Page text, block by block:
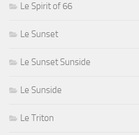
Le Spirit of 66
Le Sunset
Le Sunset Sunside
Le Sunside
Le Triton